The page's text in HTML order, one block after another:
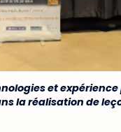
et
la réalisation de